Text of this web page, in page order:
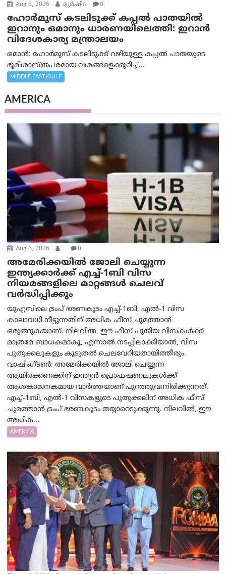
Aug 6, 2026 മുര്‍ഷിദ 0
ഹോർമുസ് കടലിടുക്ക് കപ്പൽ പാതയിൽ
ഇറാനും ഒമാനും ധാരണയിലെത്തി: ഇറാൻ
വിദേശകാര്യ മന്ത്രാലയം
ഒമാന്‍: ഹോർമുസ് കടലിടുക്ക് വഴിയുള്ള കപ്പൽ പാതയുടെ
ഭൂമിശാസ്ത്രപരമായ വശങ്ങളെക്കുറിച്ച്...
MIDDLE EAST/GULF
AMERICA
Aug 6, 2026 . 0
അമേരിക്കയില്‍ ജോലി ചെയ്യുന്ന
ഇന്ത്യക്കാർക്ക് എച്ച്-1ബി വിസ
നിയമങ്ങളിലെ മാറ്റങ്ങൾ ചെലവ്
വർദ്ധിപ്പിക്കും
യുഎസിലെ ട്രംപ് ഭരണകൂടം എച്ച്-1ബി, എൽ-1 വിസ
കാലാവധി നീട്ടുന്നതിന് അധിക ഫീസ് ചുമത്താൻ
ഒരുങ്ങുകയാണ്. നിലവിൽ, ഈ ഫീസ് പുതിയ വിസകൾക്ക്
മാത്രമേ ബാധകമാകൂ, എന്നാൽ നടപ്പിലാക്കിയാൽ, വിസ
പുതുക്കലുകളും കൂടുതൽ ചെലവേറിയതായിത്തീരും.
വാഷിംഗ്ടണ്‍: അമേരിക്കയില്‍ ജോലി ചെയ്യുന്ന
ആയിരക്കണക്കിന് ഇന്ത്യൻ പ്രൊഫഷണലുകൾക്ക്
ആശങ്കാജനകമായ വാർത്തയാണ് പുറത്തുവന്നിരിക്കുന്നത്.
എച്ച്-1ബി, എൽ-1 വിസകളുടെ പുതുക്കലിന് അധിക ഫീസ്
ചുമത്താൻ ട്രംപ് ഭരണകൂടം തയ്യാറെടുക്കുന്നു. നിലവിൽ, ഈ
അധിക...
AMERICA